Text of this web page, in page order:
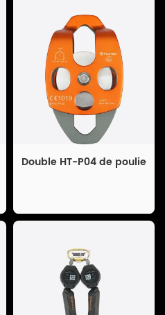
Double HT-P04 de poulie